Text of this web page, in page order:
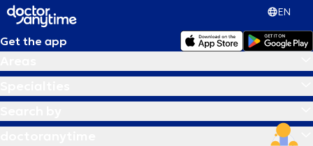
EN
Get the app